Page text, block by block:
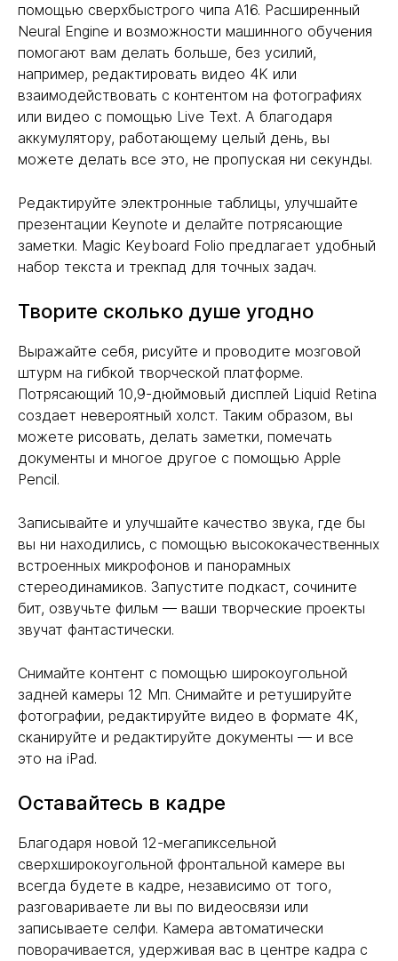
помощью сверхбыстрого чипа A16. Расширенный
Neural Engine и возможности машинного обучения
помогают вам делать больше, без усилий,
например, редактировать видео 4K или
взаимодействовать с контентом на фотографиях
или видео с помощью Live Text. А благодаря
аккумулятору, работающему целый день, вы
можете делать все это, не пропуская ни секунды.
Редактируйте электронные таблицы, улучшайте
презентации Keynote и делайте потрясающие
заметки. Magic Keyboard Folio предлагает удобный
набор текста и трекпад для точных задач.
Творите сколько душе угодно
Выражайте себя, рисуйте и проводите мозговой
штурм на гибкой творческой платформе.
Потрясающий 10,9-дюймовый дисплей Liquid Retina
создает невероятный холст. Таким образом, вы
можете рисовать, делать заметки, помечать
документы и многое другое с помощью Apple
Pencil.
Записывайте и улучшайте качество звука, где бы
вы ни находились, с помощью высококачественных
встроенных микрофонов и панорамных
стереодинамиков. Запустите подкаст, сочините
бит, озвучьте фильм — ваши творческие проекты
звучат фантастически.
Снимайте контент с помощью широкоугольной
задней камеры 12 Мп. Снимайте и ретушируйте
фотографии, редактируйте видео в формате 4K,
сканируйте и редактируйте документы — и все
это на iPad.
Оставайтесь в кадре
Благодаря новой 12-мегапиксельной
сверхширокоугольной фронтальной камере вы
всегда будете в кадре, независимо от того,
разговариваете ли вы по видеосвязи или
записываете селфи. Камера автоматически
поворачивается, удерживая вас в центре кадра с